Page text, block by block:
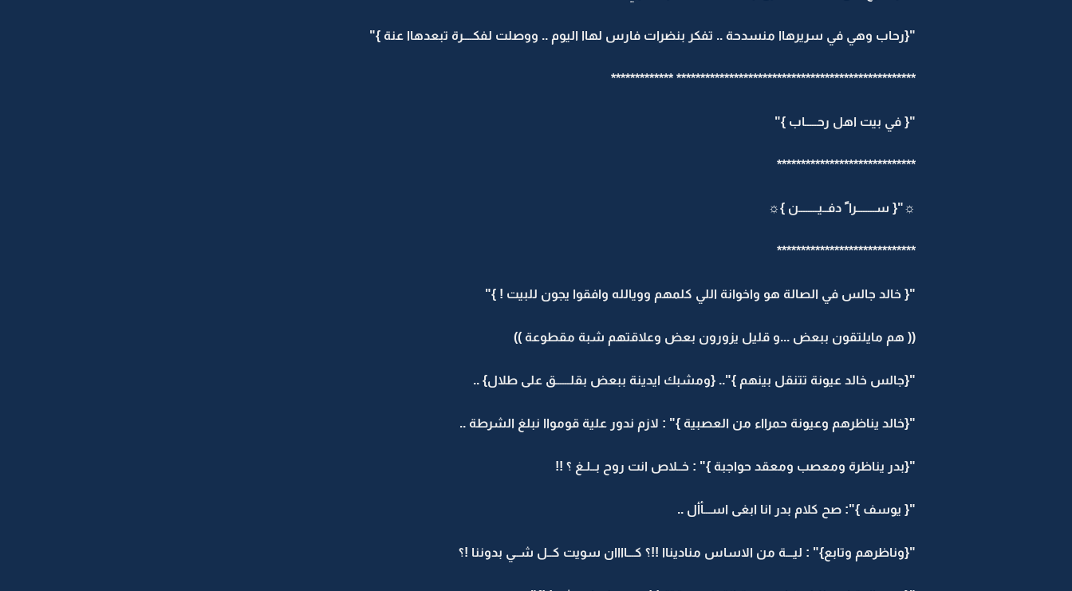
"{رحاب وهي في سريرهاا منسدحة .. تفكر بنضرات فارس لهاا اليوم .. ووصلت لفكــــرة تبعدهاا عنة }"
************************************************** *************
"{ في بيت اهل رحـــــاب }"
*****************************
☼"{ ســــــــرا ً دفــيــــــــن }☼
*****************************
"{ خالد جالس في الصالة هو واخوانة اللي كلمهم وويالله وافقوا يجون للبيت ! }"
(( هم مايلتقون ببعض ...و قليل يزورون بعض وعلاقتهم شبة مقطوعة ))
"{جالس خالد عيونة تتنقل بينهم }".. {ومشبك ايدينة ببعض بقلــــــق على طلال} ..
"{خالد يناظرهم وعيونة حمرااء من العصبية }" : لازم ندور علية قومواا نبلغ الشرطة ..
"{بدر يناظرة ومعصب ومعقد حواجبة }" : خــلاص انت روح بــلـغ ؟ !!
"{ يوسف }": صح كلام بدر انا ابغى اســـأأل ..
"{وناظرهم وتابع}" : ليـــة من الاساس مناديناا !!؟ كـــاااان سويت كــل شــي بدوننا !؟